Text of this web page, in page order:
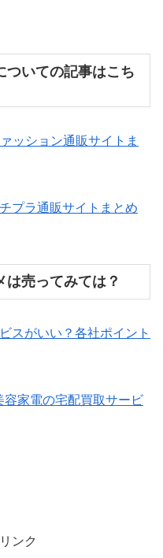
ついての記事はこち
ッション通販サイトま
プラ通販サイトまとめ
は売ってみては？
スがいい？各社ポイント
家電の宅配買取サービ
ンク